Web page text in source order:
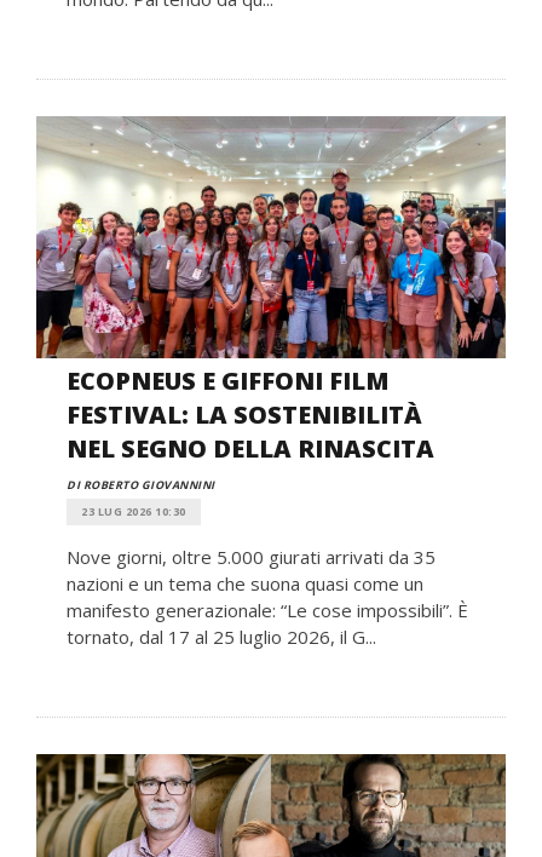
ECOPNEUS E GIFFONI FILM
FESTIVAL: LA SOSTENIBILITÀ
NEL SEGNO DELLA RINASCITA
DI ROBERTO GIOVANNINI
23 LUG 2026 10:30
Nove giorni, oltre 5.000 giurati arrivati da 35
nazioni e un tema che suona quasi come un
manifesto generazionale: “Le cose impossibili”. È
tornato, dal 17 al 25 luglio 2026, il G...